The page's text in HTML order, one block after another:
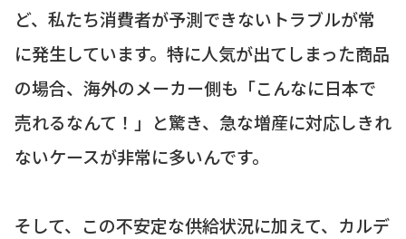
ど、私たち消費者が予測できないトラブルが常
に発生しています。特に人気が出てしまった商品
の場合、海外のメーカー側も「こんなに日本で
売れるなんて！」と驚き、急な増産に対応しきれ
ないケースが非常に多いんです。
そして、この不安定な供給状況に加えて、カルデ